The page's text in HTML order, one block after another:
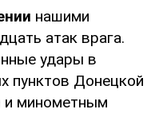
нашими
атак врага.
удары в
пунктов Донецкой
и минометным